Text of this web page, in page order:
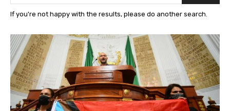
If you're not happy with the results, please do another search.